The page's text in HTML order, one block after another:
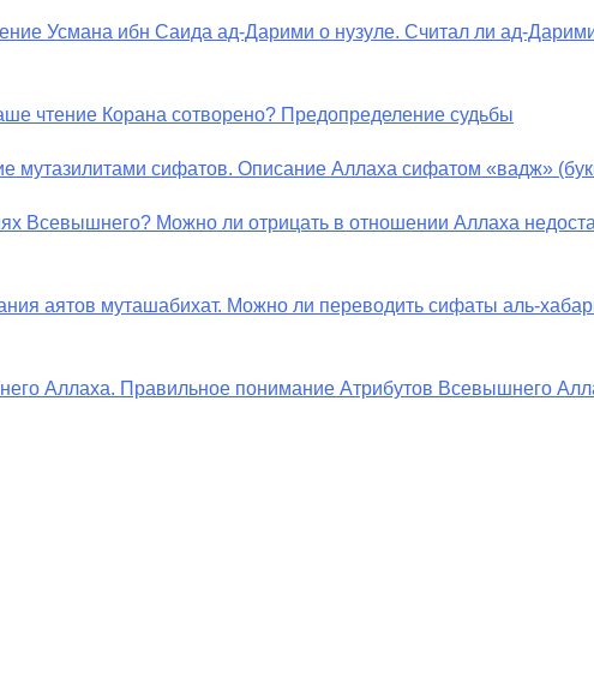
Усмана ибн Саида ад-Дарими о нузуле. Считал ли ад-
чтение Корана сотворено? Предопределение судьбы
сифатов. Описание Аллаха сифатом «вадж»
Всевышнего? Можно ли отрицать в отношении Аллаха
аятов муташабихат. Можно ли переводить сифаты аль-
Аллаха. Правильное понимание Атрибутов Всевышнего